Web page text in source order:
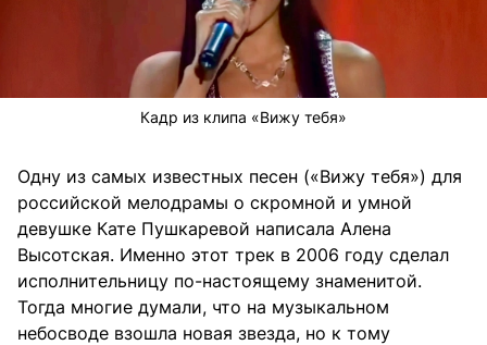
Кадр из клипа «Вижу тебя»
Одну из самых известных песен («Вижу тебя») для
российской мелодрамы о скромной и умной
девушке Кате Пушкаревой написала Алена
Высотская. Именно этот трек в 2006 году сделал
исполнительницу по-настоящему знаменитой.
Тогда многие думали, что на музыкальном
небосводе взошла новая звезда, но к тому